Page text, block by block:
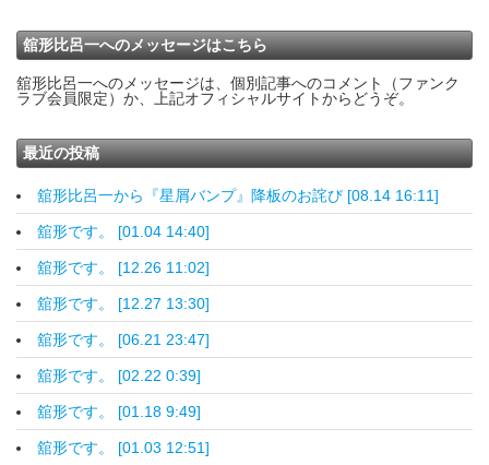
舘形比呂一へのメッセージはこちら
舘形比呂一へのメッセージは、個別記事へのコメント（ファンク
ラブ会員限定）か、上記オフィシャルサイトからどうぞ。
最近の投稿
舘形比呂一から『星屑バンプ』降板のお詫び [08.14 16:11]
舘形です。 [01.04 14:40]
舘形です。 [12.26 11:02]
舘形です。 [12.27 13:30]
舘形です。 [06.21 23:47]
舘形です。 [02.22 0:39]
舘形です。 [01.18 9:49]
舘形です。 [01.03 12:51]